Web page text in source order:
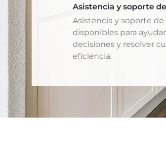
Asistencia y soporte
Asistencia y soporte
disponibles para
decisiones y resolver
eficiencia.